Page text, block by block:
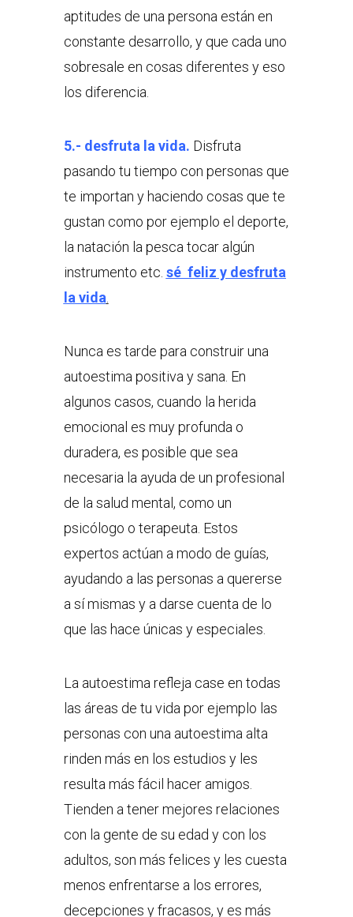
aptitudes de una persona están en
constante desarrollo, y que cada uno
sobresale en cosas diferentes y eso
los diferencia.
5.- desfruta la vida. Disfruta
pasando tu tiempo con personas que
te importan y haciendo cosas que te
gustan como por ejemplo el deporte,
la natación la pesca tocar algún
instrumento etc. sé feliz y desfruta
la vida
Nunca es tarde para construir una
autoestima positiva y sana. En
algunos casos, cuando la herida
emocional es muy profunda o
duradera, es posible que sea
necesaria la ayuda de un profesional
de la salud mental, como un
psicólogo o terapeuta. Estos
expertos actúan a modo de guías,
ayudando a las personas a quererse
a sí mismas y a darse cuenta de lo
que las hace únicas y especiales.
La autoestima refleja case en todas
las áreas de tu vida por ejemplo las
personas con una autoestima alta
rinden más en los estudios y les
resulta más fácil hacer amigos.
Tienden a tener mejores relaciones
con la gente de su edad y con los
adultos, son más felices y les cuesta
menos enfrentarse a los errores,
decepciones y fracasos, y es más